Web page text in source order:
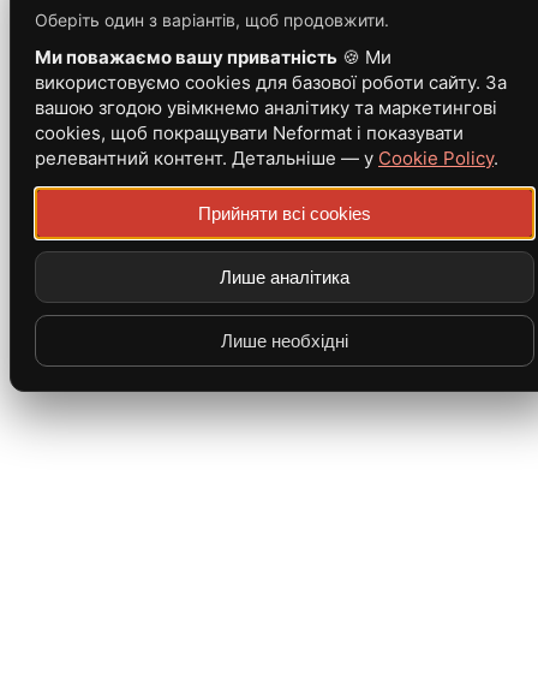
Оберіть один з варіантів, щоб продовжити.
Ми поважаємо вашу приватність 🍪 Ми
використовуємо cookies для базової роботи сайту. За
вашою згодою увімкнемо аналітику та маркетингові
cookies, щоб покращувати Neformat і показувати
релевантний контент. Детальніше — у Cookie Policy.
Прийняти всі cookies
Лише аналітика
Лише необхідні